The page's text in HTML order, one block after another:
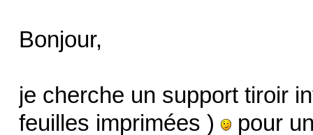
Bonjour,
je cherche un support tiroir
feuilles imprimées )
pour